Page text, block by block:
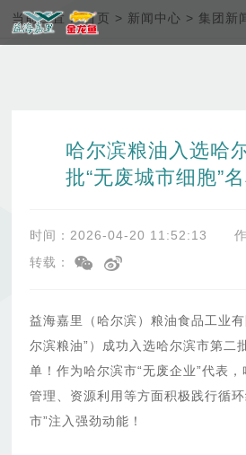
当前位置：首页 > 新闻中心 > 集团新
哈尔滨粮油入选哈
批“无废城市细胞”
时间：2026-04-20 11:52:13
转载：
益海嘉里（哈尔滨）粮油食品工业
尔滨粮油”）成功入选哈尔滨市第二
单！作为哈尔滨市“无废企业”代表
管理、资源利用等方面积极践行循
市”注入强劲动能！